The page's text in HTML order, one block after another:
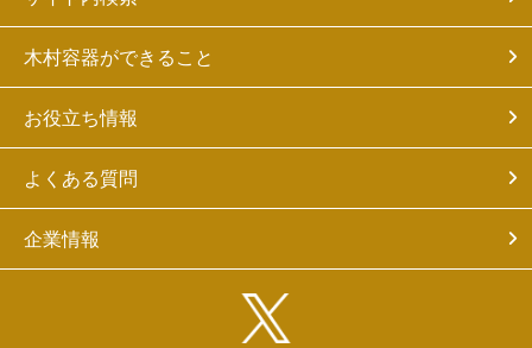
木村容器ができること
お役立ち情報
よくある質問
企業情報